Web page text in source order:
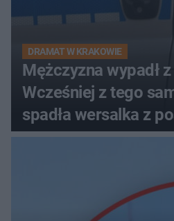
DRAMAT W KRAKOWIE
Mężczyzna wypadł
Wcześniej z tego
spadła wersalka z